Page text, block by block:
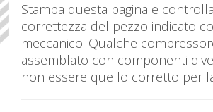
Stampa questa pagina e
correttezza del pezzo indicato
meccanico. Qualche
assemblato con componenti
non essere quello corretto per